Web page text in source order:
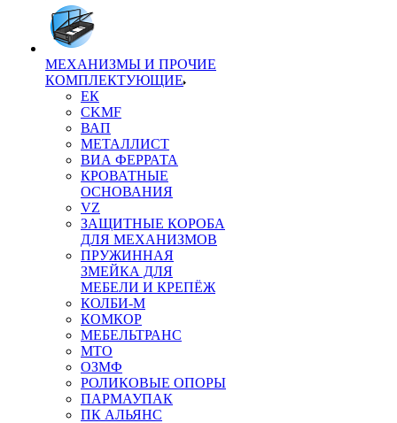
МЕХАНИЗМЫ И ПРОЧИЕ
КОМПЛЕКТУЮЩИЕ
ЕК
CKMF
ВАП
МЕТАЛЛИСТ
ВИА ФЕРРАТА
КРОВАТНЫЕ
ОСНОВАНИЯ
VZ
ЗАЩИТНЫЕ КОРОБА
ДЛЯ МЕХАНИЗМОВ
ПРУЖИННАЯ
ЗМЕЙКА ДЛЯ
МЕБЕЛИ И КРЕПЁЖ
КОЛБИ-М
КОМКОР
МЕБЕЛЬТРАНС
MTO
ОЗМФ
РОЛИКОВЫЕ ОПОРЫ
ПАРМАУПАК
ПК АЛЬЯНС